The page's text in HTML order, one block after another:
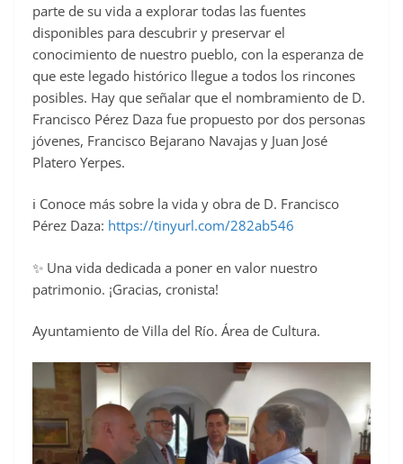
parte de su vida a explorar todas las fuentes
disponibles para descubrir y preservar el
conocimiento de nuestro pueblo, con la esperanza de
que este legado histórico llegue a todos los rincones
posibles. Hay que señalar que el nombramiento de D.
Francisco Pérez Daza fue propuesto por dos personas
jóvenes, Francisco Bejarano Navajas y Juan José
Platero Yerpes.
ℹ️ Conoce más sobre la vida y obra de D. Francisco
Pérez Daza: https://tinyurl.com/282ab546
✨ Una vida dedicada a poner en valor nuestro
patrimonio. ¡Gracias, cronista!
Ayuntamiento de Villa del Río. Área de Cultura.